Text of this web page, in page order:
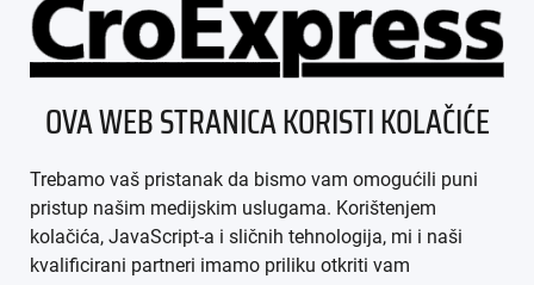
ÜBER UNS
IMPRESSUM
AGB
DATENSCHUTZ
OVA WEB STRANICA KORISTI KOLAČIĆE
Trebamo vaš pristanak da bismo vam omogućili puni
pristup našim medijskim uslugama. Korištenjem
kolačića, JavaScript-a i sličnih tehnologija, mi i naši
kvalificirani partneri imamo priliku otkriti vam